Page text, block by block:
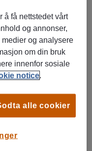
både skriftlig og
å få nettstedet vårt
og annonser,
og analysere
om din bruk
innenfor sosiale
notice.
alle cookier